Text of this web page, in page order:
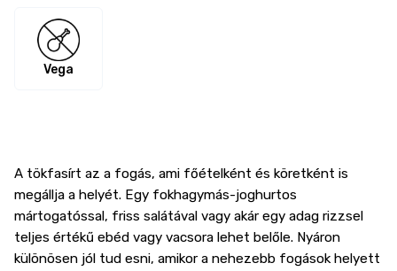
Vega
A tökfasírt az a fogás, ami főételként és köretként is
megállja a helyét. Egy fokhagymás-joghurtos
mártogatóssal, friss salátával vagy akár egy adag rizzsel
teljes értékű ebéd vagy vacsora lehet belőle. Nyáron
különösen jól tud esni, amikor a nehezebb fogások helyett